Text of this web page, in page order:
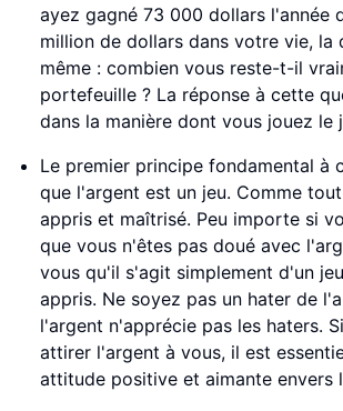
ayez gagné 73 000 dollars l'année
million de dollars dans votre vie, la
même : combien vous reste-t-il
portefeuille ? La réponse à cette
dans la manière dont vous jouez le
Le premier principe fondamental à
que l'argent est un jeu. Comme
appris et maîtrisé. Peu importe si
que vous n'êtes pas doué avec
vous qu'il s'agit simplement d'un
appris. Ne soyez pas un hater de
l'argent n'apprécie pas les haters.
attirer l'argent à vous, il est
attitude positive et aimante envers